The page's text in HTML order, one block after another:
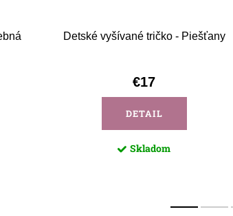
Detské vyšívané tričko - Piešťany
€17
DETAIL
Skladom